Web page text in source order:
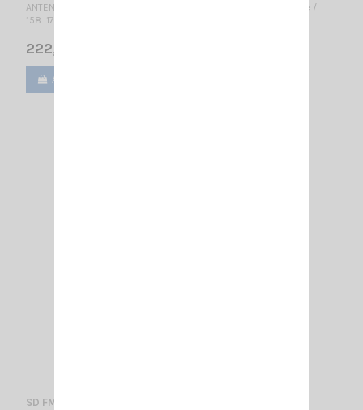
ANTENNE FIXE VHF - LARGE BANDE PROFESSIONNELLE Colinéaire /
158...175 MHz / 3 dBd – 5.15 dBi / 2590 mm
222,00 €
Ajouter au panier
SD FM DIPOLE 87-194 MHz